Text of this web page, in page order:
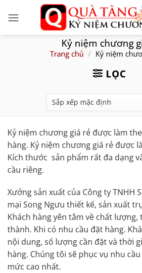
Kỷ niệm chương
Trang chủ / Kỷ niệm
LỌC
Kỷ niệm chương giá rẻ được làm
hàng. Kỷ niệm chương giá rẻ được
Kích thước sản phẩm rất đa dạng
cầu riêng.
Xưởng sản xuất của Công ty TNHH
mại Song Ngưu thiết kế, sản xuất
Khách hàng yên tâm về chất lượng,
thành. Khi có nhu cầu đặt hàng.
nội dung, số lượng cần đặt và thời
hàng. Chúng tôi sẽ phục vụ nhu
mức cao nhất.